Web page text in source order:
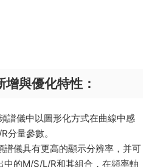
與優化特性：
譜儀中以圖形化方式在曲線中感
分量參數。
譜儀具有更高的顯示分辨率，并可
中的M/S/L/R和其組合，在頻率軸